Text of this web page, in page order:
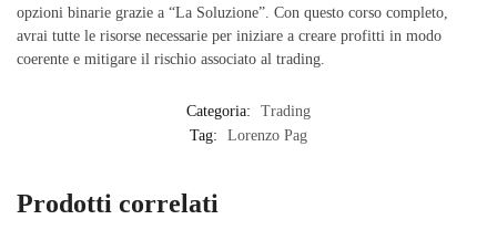
opzioni binarie grazie a “La Soluzione”. Con questo corso completo,
avrai tutte le risorse necessarie per iniziare a creare profitti in modo
coerente e mitigare il rischio associato al trading.
Categoria:
Trading
Tag:
Lorenzo Pag
Prodotti correlati